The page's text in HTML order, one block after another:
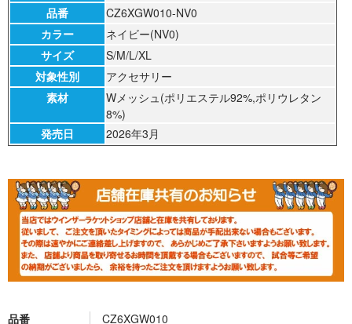
品番
CZ6XGW010
品番
CZ6XGW010-NV0
カラー
ネイビー(NV0)
サイズ
S/M/L/XL
対象性別
アクセサリー
素材
Wメッシュ(ポリエステル92%,ポリウレタン
8%)
発売日
2026年3月